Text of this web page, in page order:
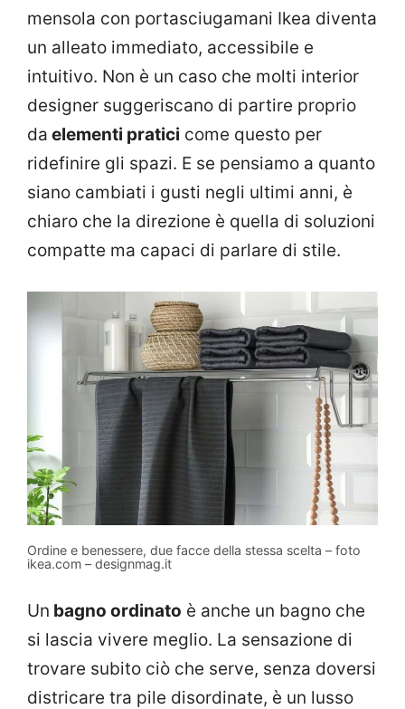
mensola con portasciugamani Ikea diventa
un alleato immediato, accessibile e
intuitivo. Non è un caso che molti interior
designer suggeriscano di partire proprio
da elementi pratici come questo per
ridefinire gli spazi. E se pensiamo a quanto
siano cambiati i gusti negli ultimi anni, è
chiaro che la direzione è quella di soluzioni
compatte ma capaci di parlare di stile.
Ordine e benessere, due facce della stessa scelta – foto
ikea.com – designmag.it
Un bagno ordinato è anche un bagno che
si lascia vivere meglio. La sensazione di
trovare subito ciò che serve, senza doversi
districare tra pile disordinate, è un lusso